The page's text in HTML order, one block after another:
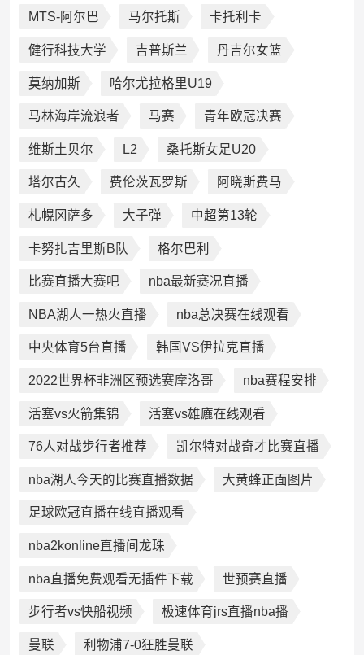
MTS-阿尔巴 马尔托斯 卡托利卡
健行科技大学 吉普斯兰 丹吉尔女篮
莫纳加斯 哈尔尤拉格里U19
马林海岸流浪者 马赛 青年欧冠决赛
维斯土贝尔 L2 桑托斯女足U20
塔尔古久 费伦茨瓦罗斯 阿晓斯费马
札幌冈萨多 大子弹 中超第13轮
卡努扎吉里斯B队 格尔巴利
比赛直播大赛吧 nba最新赛况直播
NBA湖人一热火直播 nba总决赛在线观看
中央体育5台直播 韩国VS伊拉克直播
2022世界杯非洲区预选赛摩洛哥 nba赛程安排
活塞vs火箭集锦 活塞vs雄廘在线观看
76人对战步行者推荐 凯尔特对战奇才比赛直播
nba湖人今天的比赛直播数据 大黄蜂正面图片
足球欧冠直播在线直播观看
nba2konline直播间龙珠
nba直播免费观看无插件下载 世预赛直播
步行者vs快船视频 极速体育jrs直播nba播
曼联 利物浦7-0狂胜曼联